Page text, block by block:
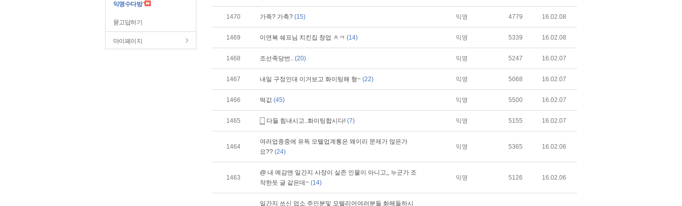
익명수다방
묻고답하기
마이페이지
1470 가족? 가축? (15) 익명 4779 16.02.08
1469 이연복 쉐프님 치킨집 창업 ㅊㅋ (14) 익명 5339 16.02.08
1468 조선족당번.. (20) 익명 5247 16.02.07
1467 내일 구정인대 이거보고 화이팅해 형~ (22) 익명 5068 16.02.07
1466 떡값 (45) 익명 5500 16.02.07
1465 다들 힘내시고..화이팅합시다! (7) 익명 5155 16.02.07
1464
여러업종중에 유독 모텔업계통은 왜이리 문제가 많은가
요?? (24)
익명 5365 16.02.06
1463
@ 내 예감엔 일간지 사장이 실존 인물이 아니고,, 누군가 조
작한듯 글 같은데~ (14)
익명 5126 16.02.06
일간지 쓰신 업소 주인분및 모텔리어여러분들 화해들하시